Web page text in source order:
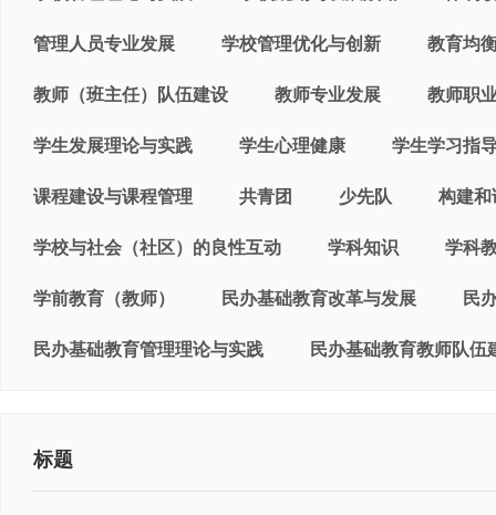
管理人员专业发展 学校管理优化与创新 教育均
教师（班主任）队伍建设 教师专业发展 教师职
学生发展理论与实践 学生心理健康 学生学习指
课程建设与课程管理 共青团 少先队 构建
学校与社会（社区）的良性互动 学科知识 学科
学前教育（教师） 民办基础教育改革与发展 民
民办基础教育管理理论与实践 民办基础教育教师队伍
标题